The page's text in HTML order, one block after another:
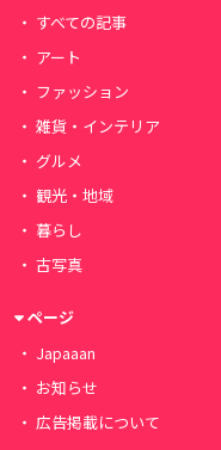
すべての記事
アート
ファッション
雑貨・インテリア
グルメ
観光・地域
暮らし
古写真
ページ
Japaaan
お知らせ
広告掲載について